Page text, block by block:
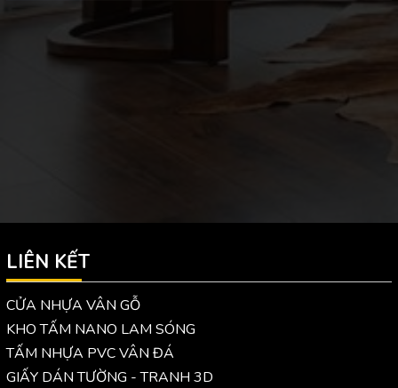
LIÊN KẾT
CỬA NHỰA VÂN GỖ
KHO TẤM NANO LAM SÓNG
TẤM NHỰA PVC VÂN ĐÁ
GIẤY DÁN TƯỜNG - TRANH 3D